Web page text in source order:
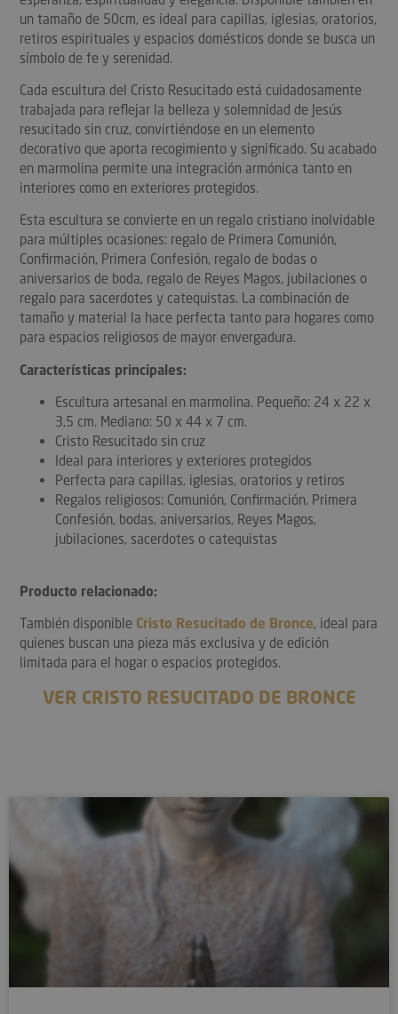
un tamaño de 50cm, es ideal para capillas, iglesias, oratorios,
retiros espirituales y espacios domésticos donde se busca un
símbolo de fe y serenidad.
Cada escultura del Cristo Resucitado está cuidadosamente
trabajada para reflejar la belleza y solemnidad de Jesús
resucitado sin cruz, convirtiéndose en un elemento
decorativo que aporta recogimiento y significado. Su acabado
en marmolina permite una integración armónica tanto en
interiores como en exteriores protegidos.
Esta escultura se convierte en un regalo cristiano inolvidable
para múltiples ocasiones: regalo de Primera Comunión,
Confirmación, Primera Confesión, regalo de bodas o
aniversarios de boda, regalo de Reyes Magos, jubilaciones o
regalo para sacerdotes y catequistas. La combinación de
tamaño y material la hace perfecta tanto para hogares como
para espacios religiosos de mayor envergadura.
Características principales:
Escultura artesanal en marmolina. Pequeño: 24 x 22 x
3,5 cm. Mediano: 50 x 44 x 7 cm.
Cristo Resucitado sin cruz
Ideal para interiores y exteriores protegidos
Perfecta para capillas, iglesias, oratorios y retiros
Regalos religiosos: Comunión, Confirmación, Primera
Confesión, bodas, aniversarios, Reyes Magos,
jubilaciones, sacerdotes o catequistas
Producto relacionado:
También disponible Cristo Resucitado de Bronce, ideal para
quienes buscan una pieza más exclusiva y de edición
limitada para el hogar o espacios protegidos.
VER CRISTO RESUCITADO DE BRONCE